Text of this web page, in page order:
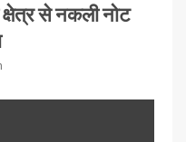
से नकली नोट